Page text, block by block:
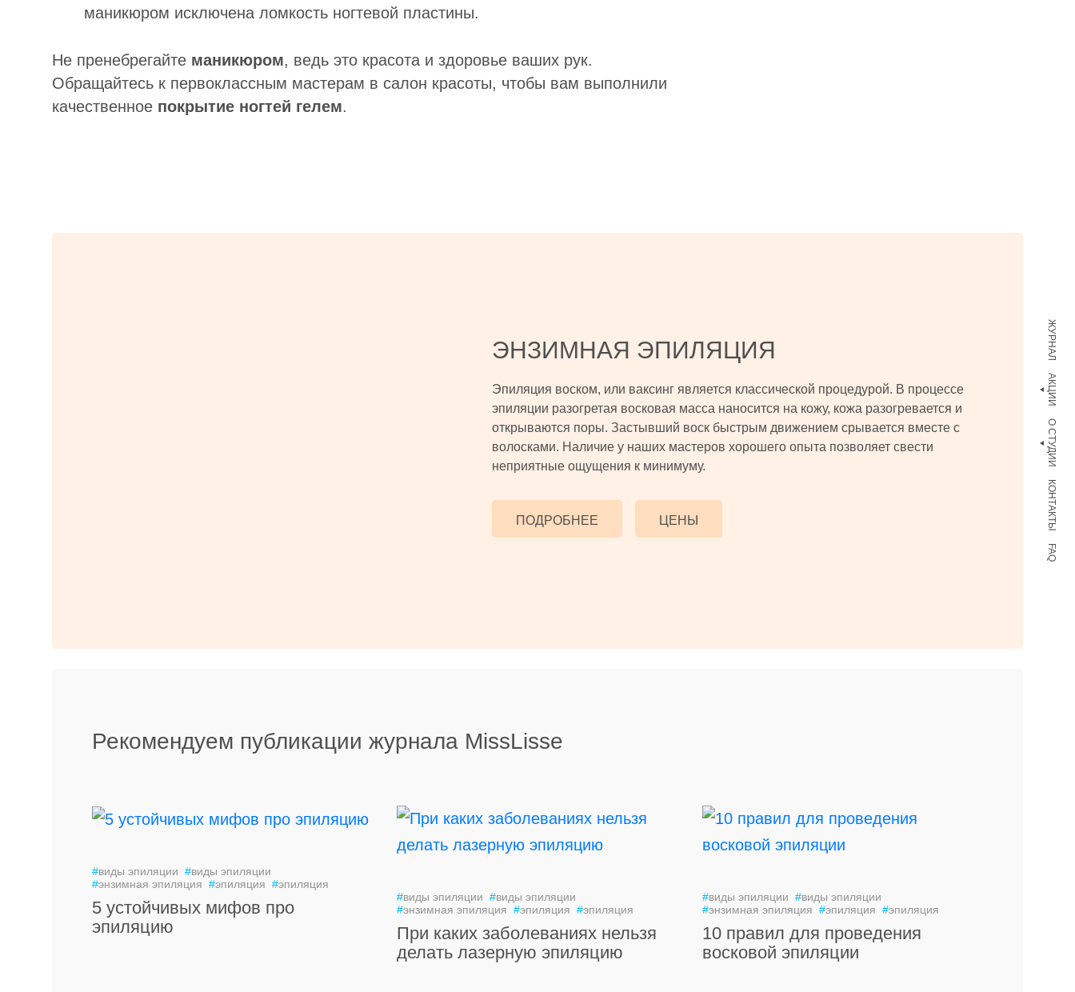
ЖУРНАЛ
АКЦИИ
О СТУДИИ
КОНТАКТЫ
FAQ
маникюром исключена ломкость ногтевой пластины.
Не пренебрегайте маникюром, ведь это красота и здоровье ваших рук.
Обращайтесь к первоклассным мастерам в салон красоты, чтобы вам выполнили
качественное покрытие ногтей гелем.
ЭНЗИМНАЯ ЭПИЛЯЦИЯ
Эпиляция воском, или ваксинг является классической процедурой. В процессе
эпиляции разогретая восковая масса наносится на кожу, кожа разогревается и
открываются поры. Застывший воск быстрым движением срывается вместе с
волосками. Наличие у наших мастеров хорошего опыта позволяет свести
неприятные ощущения к минимуму.
ПОДРОБНЕЕ ЦЕНЫ
Рекомендуем публикации журнала MissLisse
#виды эпиляции #виды эпиляции
#энзимная эпиляция #эпиляция #эпиляция
5 устойчивых мифов про
эпиляцию
#виды эпиляции #виды эпиляции
#энзимная эпиляция #эпиляция #эпиляция
При каких заболеваниях нельзя
делать лазерную эпиляцию
#виды эпиляции #виды эпиляции
#энзимная эпиляция #эпиляция #эпиляция
10 правил для проведения
восковой эпиляции